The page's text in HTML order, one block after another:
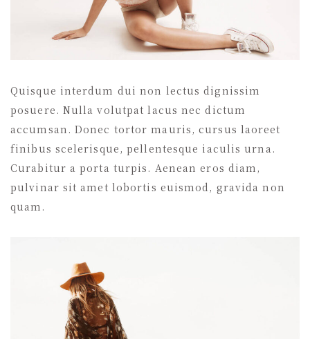
Quisque interdum dui non lectus dignissim
posuere. Nulla volutpat lacus nec dictum
accumsan. Donec tortor mauris, cursus laoreet
finibus scelerisque, pellentesque iaculis urna.
Curabitur a porta turpis. Aenean eros diam,
pulvinar sit amet lobortis euismod, gravida non
quam.